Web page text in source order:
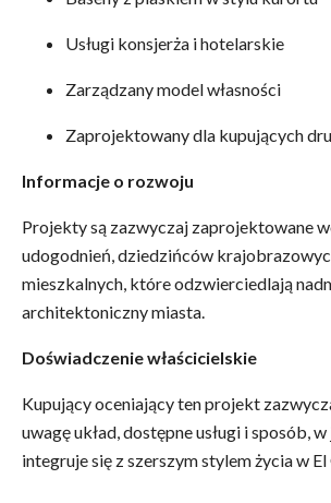
Usługi konsjerża i hotelarskie
Zarządzany model własności
Zaprojektowany dla kupujących
Informacje o rozwoju
Projekty są zazwyczaj zaprojektowane
udogodnień, dziedzińców
mieszkalnych, które odzwierciedlają
architektoniczny miasta.
Doświadczenie właścicielskie
Kupujący oceniający ten projekt
uwagę układ, dostępne usługi i sposób,
integruje się z szerszym stylem życia w El